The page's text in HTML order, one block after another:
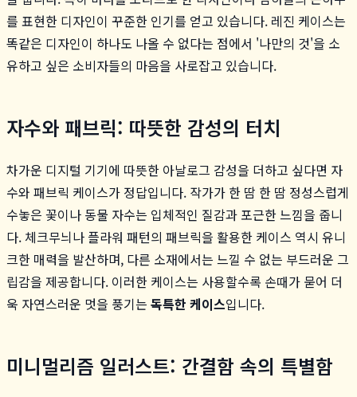
를 표현한 디자인이 꾸준한 인기를 얻고 있습니다. 레진 케이스는
똑같은 디자인이 하나도 나올 수 없다는 점에서 '나만의 것'을 소
유하고 싶은 소비자들의 마음을 사로잡고 있습니다.
자수와 패브릭: 따뜻한 감성의 터치
차가운 디지털 기기에 따뜻한 아날로그 감성을 더하고 싶다면 자
수와 패브릭 케이스가 정답입니다. 작가가 한 땀 한 땀 정성스럽게
수놓은 꽃이나 동물 자수는 입체적인 질감과 포근한 느낌을 줍니
다. 체크무늬나 플라워 패턴의 패브릭을 활용한 케이스 역시 유니
크한 매력을 발산하며, 다른 소재에서는 느낄 수 없는 부드러운 그
립감을 제공합니다. 이러한 케이스는 사용할수록 손때가 묻어 더
욱 자연스러운 멋을 풍기는 독특한 케이스입니다.
미니멀리즘 일러스트: 간결함 속의 특별함